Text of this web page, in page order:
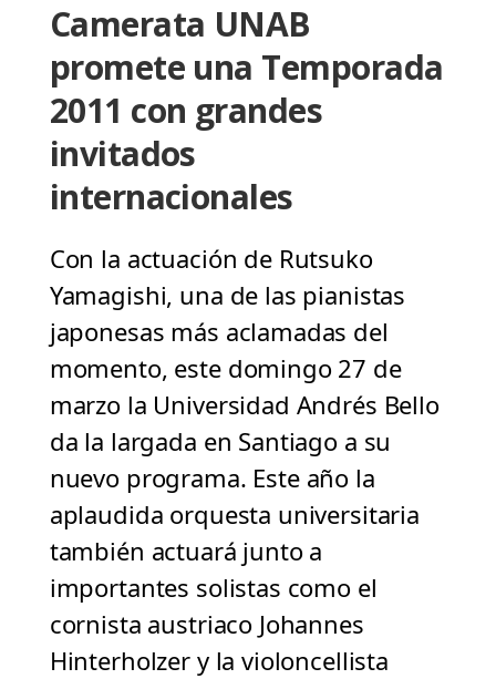
Camerata UNAB
promete una Temporada
2011 con grandes
invitados
internacionales
Con la actuación de Rutsuko
Yamagishi, una de las pianistas
japonesas más aclamadas del
momento, este domingo 27 de
marzo la Universidad Andrés Bello
da la largada en Santiago a su
nuevo programa. Este año la
aplaudida orquesta universitaria
también actuará junto a
importantes solistas como el
cornista austriaco Johannes
Hinterholzer y la violoncellista